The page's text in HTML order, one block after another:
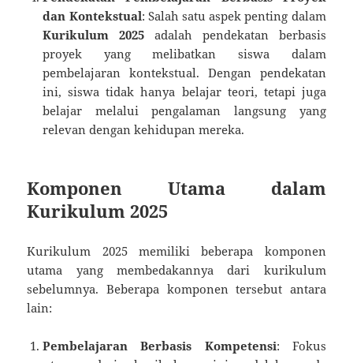
dan Kontekstual: Salah satu aspek penting dalam
Kurikulum 2025 adalah pendekatan berbasis
proyek yang melibatkan siswa dalam
pembelajaran kontekstual. Dengan pendekatan
ini, siswa tidak hanya belajar teori, tetapi juga
belajar melalui pengalaman langsung yang
relevan dengan kehidupan mereka.
Komponen Utama dalam
Kurikulum 2025
Kurikulum 2025 memiliki beberapa komponen
utama yang membedakannya dari kurikulum
sebelumnya. Beberapa komponen tersebut antara
lain:
Pembelajaran Berbasis Kompetensi: Fokus